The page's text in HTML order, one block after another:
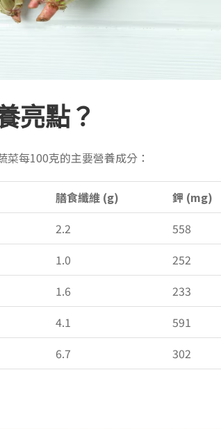
亮點？
每100克的主要營養成分：
膳食纖維 (g) 鉀 (mg)
2.2 558
1.0 252
1.6 233
4.1 591
6.7 302